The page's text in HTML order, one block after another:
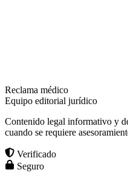
Reclama médico
Equipo editorial jurídico
Contenido legal informativo y
cuando se requiere
Verificado
Seguro